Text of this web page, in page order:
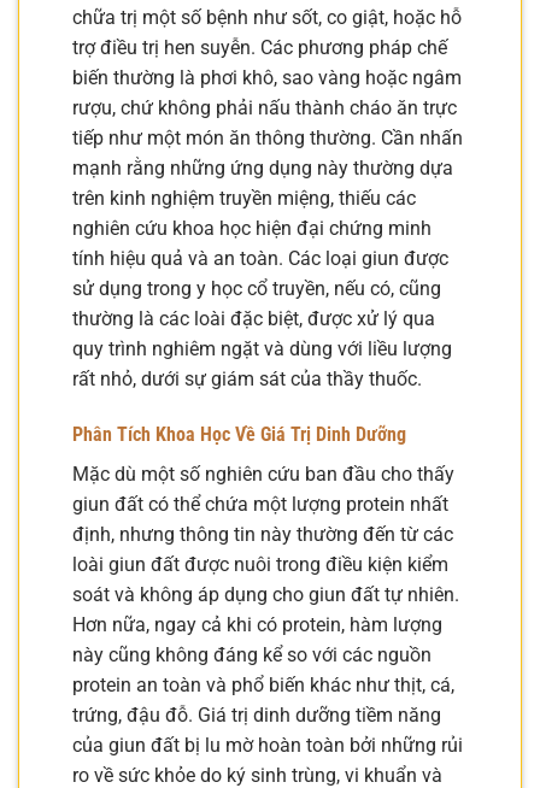
chữa trị một số bệnh như sốt, co giật, hoặc hỗ
trợ điều trị hen suyễn. Các phương pháp chế
biến thường là phơi khô, sao vàng hoặc ngâm
rượu, chứ không phải nấu thành cháo ăn trực
tiếp như một món ăn thông thường. Cần nhấn
mạnh rằng những ứng dụng này thường dựa
trên kinh nghiệm truyền miệng, thiếu các
nghiên cứu khoa học hiện đại chứng minh
tính hiệu quả và an toàn. Các loại giun được
sử dụng trong y học cổ truyền, nếu có, cũng
thường là các loài đặc biệt, được xử lý qua
quy trình nghiêm ngặt và dùng với liều lượng
rất nhỏ, dưới sự giám sát của thầy thuốc.
Phân Tích Khoa Học Về Giá Trị Dinh Dưỡng
Mặc dù một số nghiên cứu ban đầu cho thấy
giun đất có thể chứa một lượng protein nhất
định, nhưng thông tin này thường đến từ các
loài giun đất được nuôi trong điều kiện kiểm
soát và không áp dụng cho giun đất tự nhiên.
Hơn nữa, ngay cả khi có protein, hàm lượng
này cũng không đáng kể so với các nguồn
protein an toàn và phổ biến khác như thịt, cá,
trứng, đậu đỗ. Giá trị dinh dưỡng tiềm năng
của giun đất bị lu mờ hoàn toàn bởi những rủi
ro về sức khỏe do ký sinh trùng, vi khuẩn và